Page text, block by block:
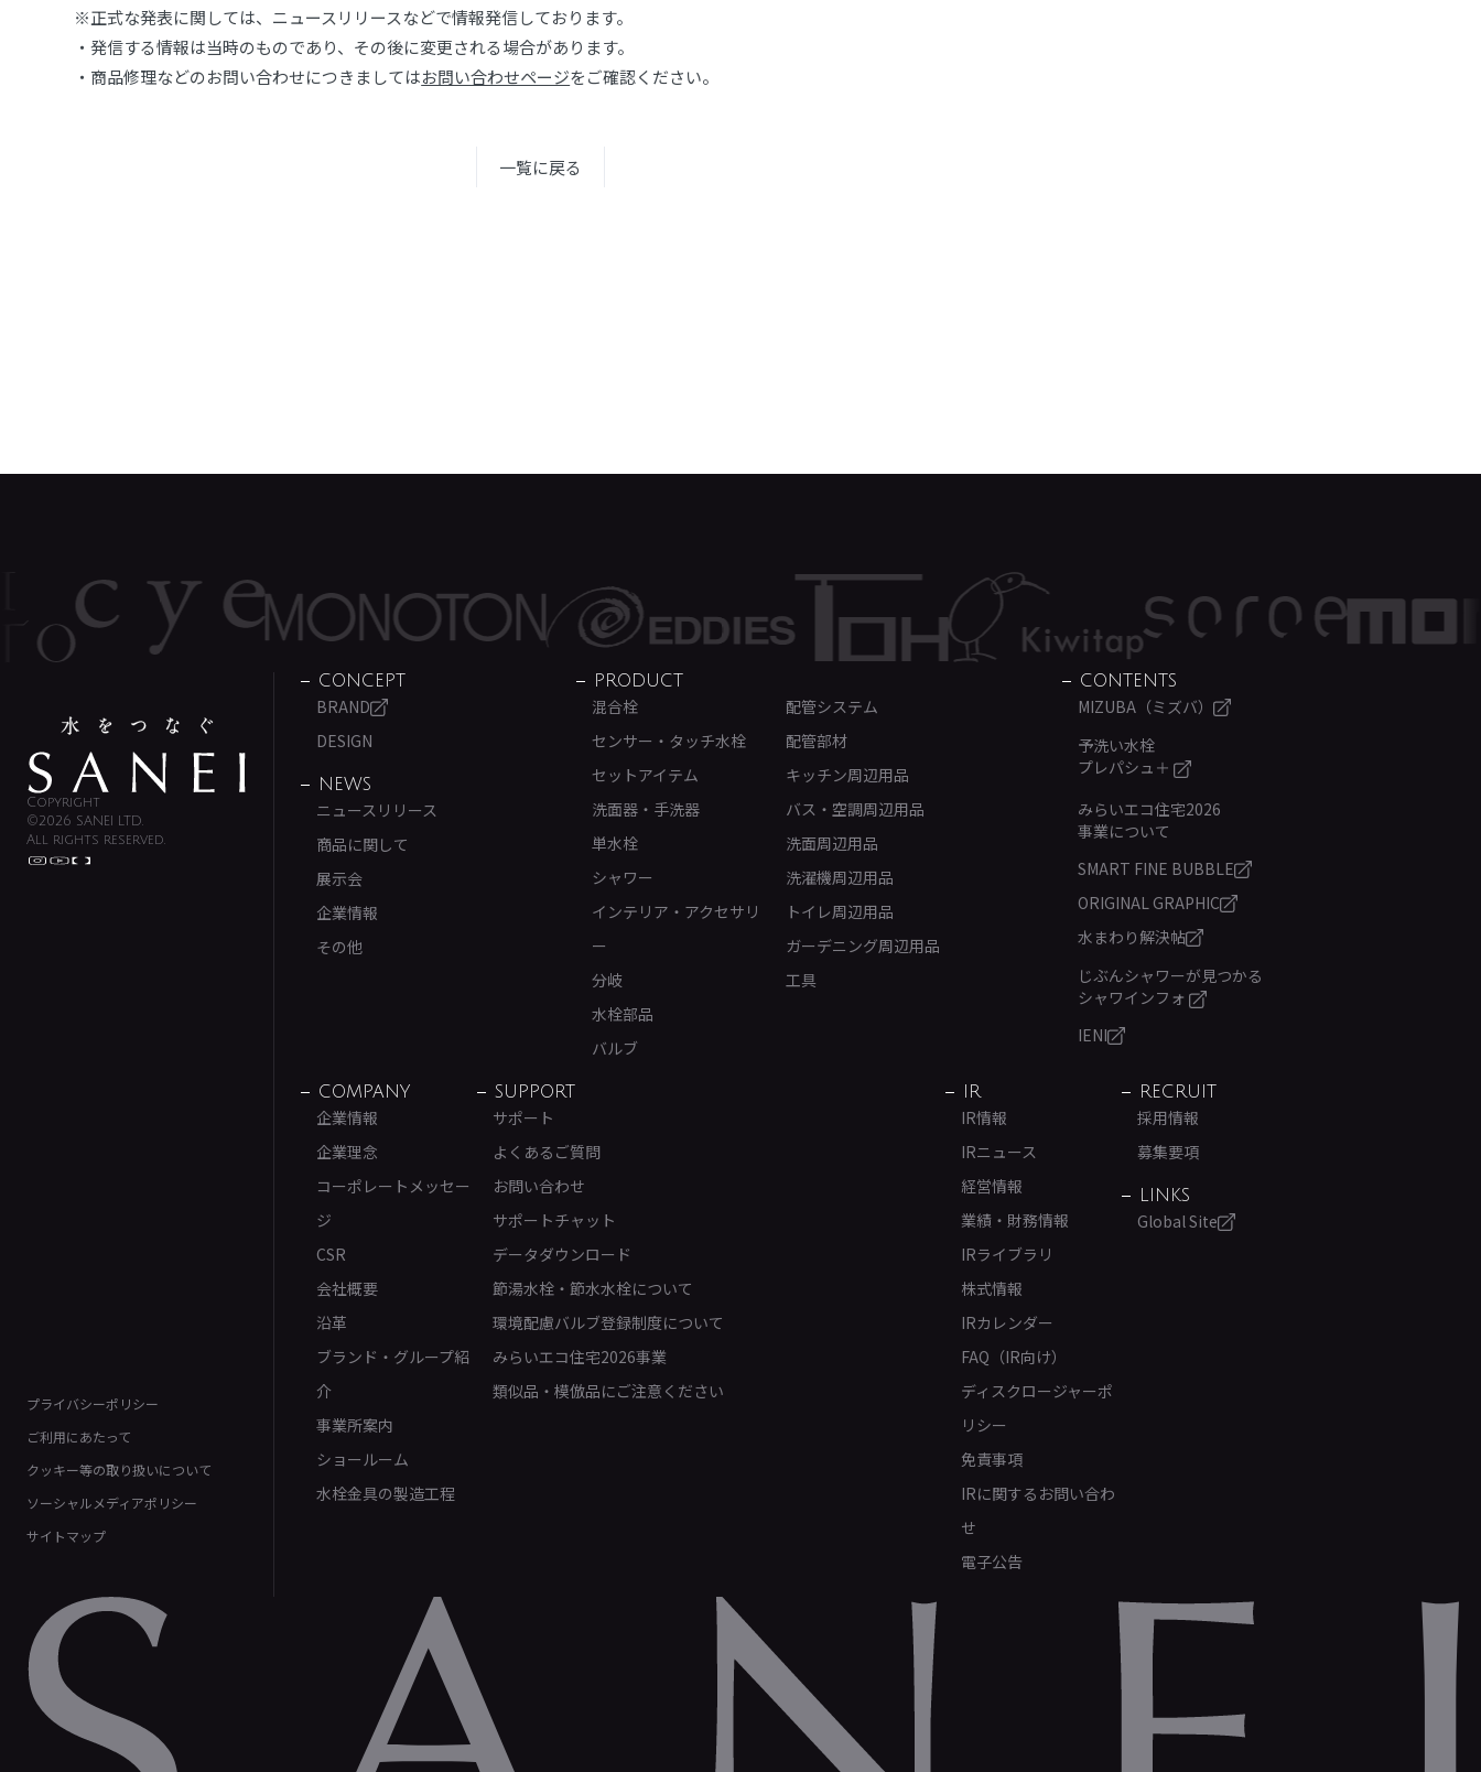
※正式な発表に関しては、ニュースリリースなどで情報発信しております。
・発信する情報は当時のものであり、その後に変更される場合があります。
・商品修理などのお問い合わせにつきましてはお問い合わせページをご確認ください。
一覧に戻る
Copyright
©2026 SANEI LTD.
All rights reserved.
プライバシーポリシー
ご利用にあたって
クッキー等の取り扱いについて
ソーシャルメディアポリシー
サイトマップ
CONCEPT
BRAND
DESIGN
NEWS
ニュースリリース
商品に関して
展示会
企業情報
その他
PRODUCT
混合栓
センサー・タッチ水栓
セットアイテム
洗面器・手洗器
単水栓
シャワー
インテリア・アクセサリ
ー
分岐
水栓部品
バルブ
配管システム
配管部材
キッチン周辺用品
バス・空調周辺用品
洗面周辺用品
洗濯機周辺用品
トイレ周辺用品
ガーデニング周辺用品
工具
CONTENTS
MIZUBA（ミズバ）
予洗い水栓
プレパシュ＋
みらいエコ住宅2026
事業について
SMART FINE BUBBLE
ORIGINAL GRAPHIC
水まわり解決帖
じぶんシャワーが見つかる
シャワインフォ
IENI
COMPANY
企業情報
企業理念
コーポレートメッセー
ジ
CSR
会社概要
沿革
ブランド・グループ紹
介
事業所案内
ショールーム
水栓金具の製造工程
SUPPORT
サポート
よくあるご質問
お問い合わせ
サポートチャット
データダウンロード
節湯水栓・節水水栓について
環境配慮バルブ登録制度について
みらいエコ住宅2026事業
類似品・模倣品にご注意ください
IR
IR情報
IRニュース
経営情報
業績・財務情報
IRライブラリ
株式情報
IRカレンダー
FAQ（IR向け）
ディスクロージャーポ
リシー
免責事項
IRに関するお問い合わ
せ
電子公告
RECRUIT
採用情報
募集要項
LINKS
Global Site